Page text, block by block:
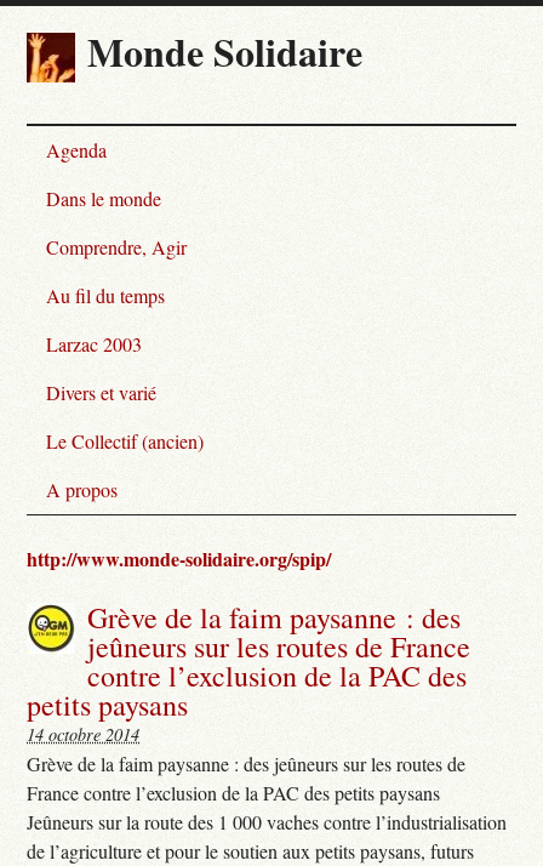
Monde Solidaire
Agenda
Dans le monde
Comprendre, Agir
Au fil du temps
Larzac 2003
Divers et varié
Le Collectif (ancien)
A propos
http://www.monde-solidaire.org/spip/
Grève de la faim paysanne : des
jeûneurs sur les routes de France
contre l’exclusion de la PAC des
petits paysans
14 octobre 2014
Grève de la faim paysanne : des jeûneurs sur les routes de
France contre l’exclusion de la PAC des petits paysans
Jeûneurs sur la route des 1 000 vaches contre l’industrialisation
de l’agriculture et pour le soutien aux petits paysans, futurs